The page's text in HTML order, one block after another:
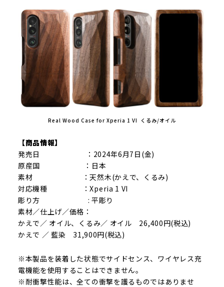
Real Wood Case for Xperia 1 VI くるみ/オイル
【商品情報】
発売日 ：2024年6月7日(金)
原産国 ：日本
素材 ：天然木(かえで、くるみ)
対応機種 ：Xperia 1 VI
彫り方 : 平彫り
素材／仕上げ／価格：
かえで／ オイル、くるみ／ オイル 26,400円(税込)
かえで ／ 藍染 31,900円(税込)
※本製品を装着した状態でサイドセンス、ワイヤレス充
電機能を使用することはできません。
※耐衝撃性能は、全ての衝撃を護るものではありませ